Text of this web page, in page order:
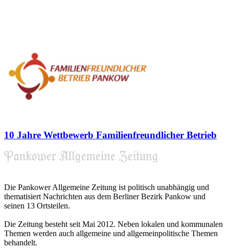
10 Jahre Wettbewerb Familienfreundlicher Betrieb
Die Pankower Allgemeine Zeitung ist politisch unabhängig und
thematisiert Nachrichten aus dem Berliner Bezirk Pankow und
seinen 13 Ortsteilen.
Die Zeitung besteht seit Mai 2012. Neben lokalen und kommunalen
Themen werden auch allgemeine und allgemeinpolitische Themen
behandelt.